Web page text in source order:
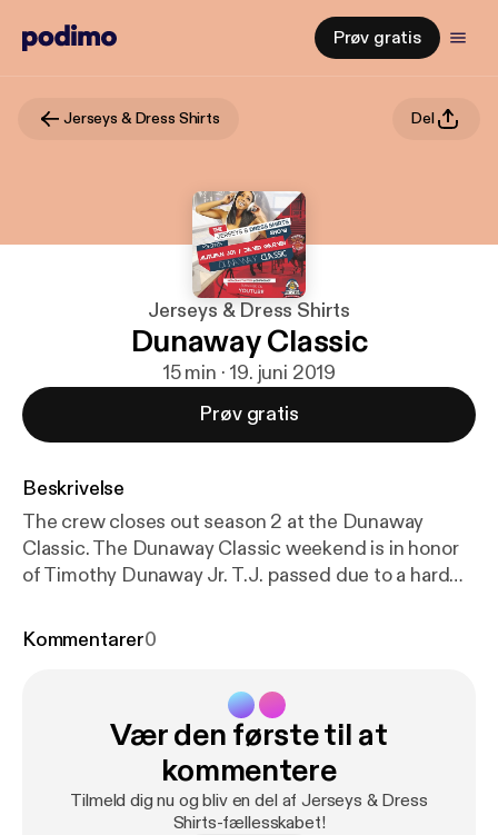
Prøv gratis
Jerseys & Dress Shirts Del
Jerseys & Dress Shirts
Dunaway Classic
15 min · 19. juni 2019
Prøv gratis
Beskrivelse
The crew closes out season 2 at the Dunaway
Classic. The Dunaway Classic weekend is in honor
of Timothy Dunaway Jr. T.J. passed due to a hard
Garvin Jr. joins the crew as guests giving two great
Kommentarer0
Vær den første til at
kommentere
Tilmeld dig nu og bliv en del af Jerseys & Dress
Shirts-fællesskabet!